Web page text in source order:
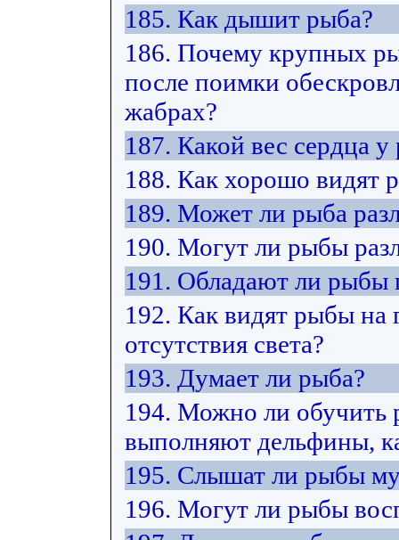
185. Как дышит рыба?
186. Почему крупных
после поимки
жабрах?
187. Какой вес сердца у
188. Как хорошо видят
189. Может ли рыба
190. Могут ли рыбы
191. Обладают ли рыбы
192. Как видят рыбы на
отсутствия света?
193. Думает ли рыба?
194. Можно ли обучить
выполняют дельфины,
195. Слышат ли рыбы
196. Могут ли рыбы